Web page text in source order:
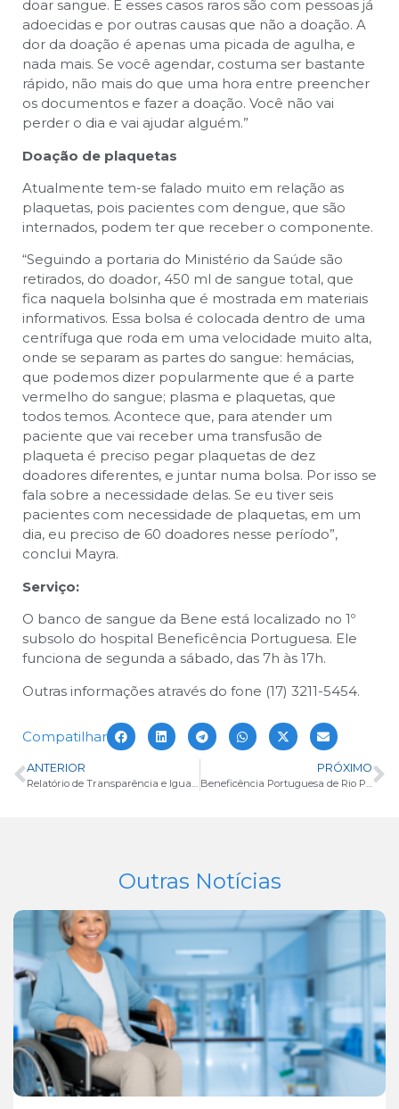
doar sangue. E esses casos raros são com pessoas já
adoecidas e por outras causas que não a doação. A
dor da doação é apenas uma picada de agulha, e
nada mais. Se você agendar, costuma ser bastante
rápido, não mais do que uma hora entre preencher
os documentos e fazer a doação. Você não vai
perder o dia e vai ajudar alguém.”
Doação de plaquetas
Atualmente tem-se falado muito em relação as
plaquetas, pois pacientes com dengue, que são
internados, podem ter que receber o componente.
“Seguindo a portaria do Ministério da Saúde são
retirados, do doador, 450 ml de sangue total, que
fica naquela bolsinha que é mostrada em materiais
informativos. Essa bolsa é colocada dentro de uma
centrífuga que roda em uma velocidade muito alta,
onde se separam as partes do sangue: hemácias,
que podemos dizer popularmente que é a parte
vermelho do sangue; plasma e plaquetas, que
todos temos. Acontece que, para atender um
paciente que vai receber uma transfusão de
plaqueta é preciso pegar plaquetas de dez
doadores diferentes, e juntar numa bolsa. Por isso se
fala sobre a necessidade delas. Se eu tiver seis
pacientes com necessidade de plaquetas, em um
dia, eu preciso de 60 doadores nesse período”,
conclui Mayra.
Serviço:
O banco de sangue da Bene está localizado no 1º
subsolo do hospital Beneficência Portuguesa. Ele
funciona de segunda a sábado, das 7h às 17h.
Outras informações através do fone (17) 3211-5454.
Compatilhar
ANTERIOR
Relatório de Transparência e Igualdade Salarial de Mulheres e Homens – 1° Semestre de 2024
PRÓXIMO
Beneficência Portuguesa de Rio Preto é o único hospital do Noroeste Paulista na lista dos principais hospitais do Brasil
Outras Notícias